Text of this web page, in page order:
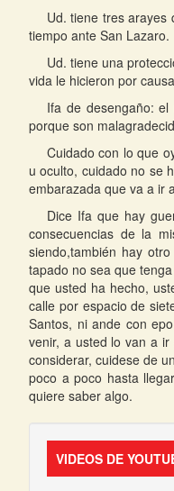
Ud. tiene tres arayes
tiempo ante San Lazaro.
Ud. tiene una
vida le hicieron por
Ifa de desengaño:
porque son
Cuidado con lo que
u oculto, cuidado no se
embarazada que va a ir
Dice Ifa que hay
consecuencias de la
siendo,también hay
tapado no sea que
que usted ha hecho,
calle por espacio de
Santos, ni ande con
venir, a usted lo van a
considerar, cuidese de
poco a poco hasta
quiere saber algo.
VIDEOS DE